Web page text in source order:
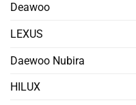
Deawoo
LEXUS
Daewoo Nubira
HILUX